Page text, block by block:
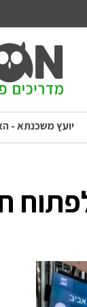
יועץ משכנתא -